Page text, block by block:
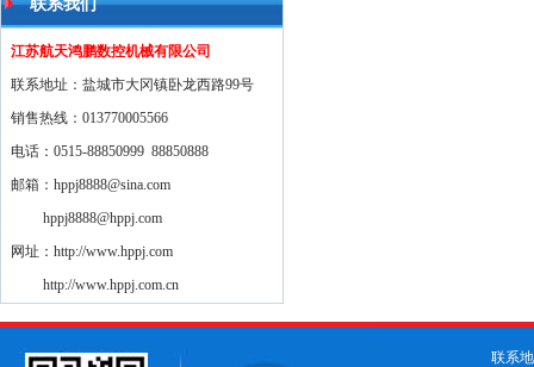
联系我们
江苏航天鸿鹏数控机械有限公司
联系地址：盐城市大冈镇卧龙西路99号
销售热线：013770005566
电话：0515-88850999 88850888
邮箱：hppj8888@sina.com
hppj8888@hppj.com
网址：http://www.hppj.com
http://www.hppj.com.cn
联系